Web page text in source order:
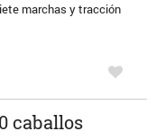
marchas y tracción
caballos